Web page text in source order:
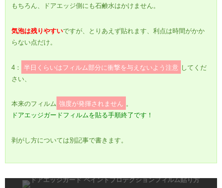
もちろん、ドアエッジ側にも石鹸水はかけません。
気泡は残りやすいですが、とりあえず貼れます、利点は時間がかか
らない点だけ。
4： 半日くらいはフィルム部分に衝撃を与えないよう注意 してくだ
さい、
本来のフィルム 強度が発揮されません 。
ドアエッジガードフィルムを貼る手順終了です！
剥がし方については別記事で書きます。